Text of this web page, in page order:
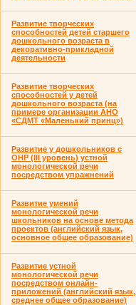
Развитие творческих
способностей детей старшего
дошкольного возраста в
декоративно-прикладной
деятельности
Развитие творческих
способностей у детей
дошкольного возраста (на
примере организации АНО
«СДМТ «Маленький принц»)
Развитие у дошкольников с
ОНР (III уровень) устной
монологической речи
посредством упражнений
Развитие умений
монологической речи
школьников на основе метода
проектов (английский язык,
основное общее образование)
Развитие устной
монологической речи
посредством онлайн-
приложений (английский язык,
среднее общее образование)